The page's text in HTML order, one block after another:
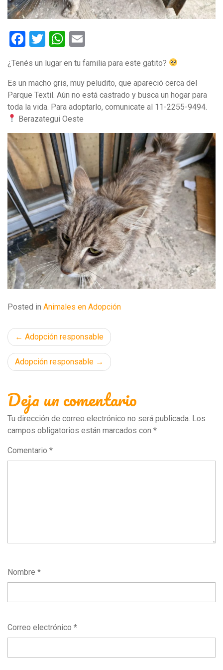
Facebook
TwitterWhatsApp
¿Tenés un lugar en tu familia para este gatito?
Es un macho gris, muy peludito, que apareció cerca del
Parque Textil. Aún no está castrado y busca un hogar para
toda la vida. Para adoptarlo, comunicate al 11-2255-9494.
Berazategui Oeste
Posted in Animales en Adopción
Navegación
de
entradas
Adopción responsable
Adopción responsable
Deja un comentario
Tu dirección de correo electrónico no será publicada. Los
campos obligatorios están marcados con *
Comentario *
Nombre *
Correo electrónico *